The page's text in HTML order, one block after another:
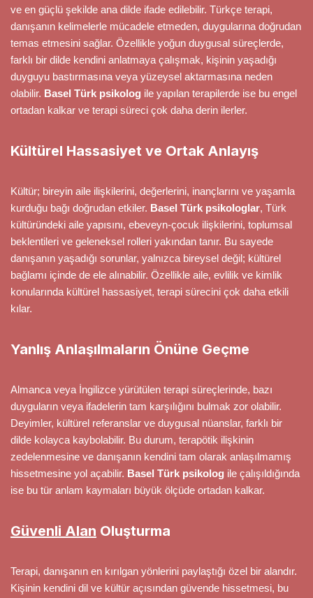
ve en güçlü şekilde ana dilde ifade edilebilir. Türkçe terapi,
danışanın kelimelerle mücadele etmeden, duygularına doğrudan
temas etmesini sağlar. Özellikle yoğun duygusal süreçlerde,
farklı bir dilde kendini anlatmaya çalışmak, kişinin yaşadığı
duyguyu bastırmasına veya yüzeysel aktarmasına neden
olabilir. Basel Türk psikolog ile yapılan terapilerde ise bu engel
ortadan kalkar ve terapi süreci çok daha derin ilerler.
Kültürel Hassasiyet ve Ortak Anlayış
Kültür; bireyin aile ilişkilerini, değerlerini, inançlarını ve yaşamla
kurduğu bağı doğrudan etkiler. Basel Türk psikologlar, Türk
kültüründeki aile yapısını, ebeveyn-çocuk ilişkilerini, toplumsal
beklentileri ve geleneksel rolleri yakından tanır. Bu sayede
danışanın yaşadığı sorunlar, yalnızca bireysel değil; kültürel
bağlamı içinde de ele alınabilir. Özellikle aile, evlilik ve kimlik
konularında kültürel hassasiyet, terapi sürecini çok daha etkili
kılar.
Yanlış Anlaşılmaların Önüne Geçme
Almanca veya İngilizce yürütülen terapi süreçlerinde, bazı
duyguların veya ifadelerin tam karşılığını bulmak zor olabilir.
Deyimler, kültürel referanslar ve duygusal nüanslar, farklı bir
dilde kolayca kaybolabilir. Bu durum, terapötik ilişkinin
zedelenmesine ve danışanın kendini tam olarak anlaşılmamış
hissetmesine yol açabilir. Basel Türk psikolog ile çalışıldığında
ise bu tür anlam kaymaları büyük ölçüde ortadan kalkar.
Güvenli Alan Oluşturma
Terapi, danışanın en kırılgan yönlerini paylaştığı özel bir alandır.
Kişinin kendini dil ve kültür açısından güvende hissetmesi, bu